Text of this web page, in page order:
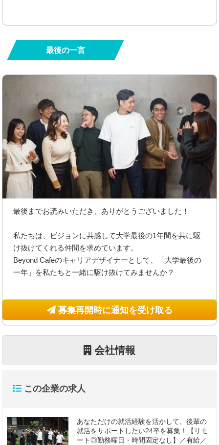
最後の一言
最後までお読みいただき、ありがとうございました！
私たちは、ビジョンに共感して大学最後の1年間を共に駆
け抜けてくれる仲間を求めています。
Beyond Cafeのキャリアデザイナーとして、「大学最後の
一年」を私たちと一緒に駆け抜けてみませんか？
募集再開時に通知を受け取る
会社情報
この企業の求人
あなただけの就活経験を活かして、後輩の
就活をサポートしたい24卒を募集！【リモ
ート◎勤務曜日・時間固定なし】／有給／